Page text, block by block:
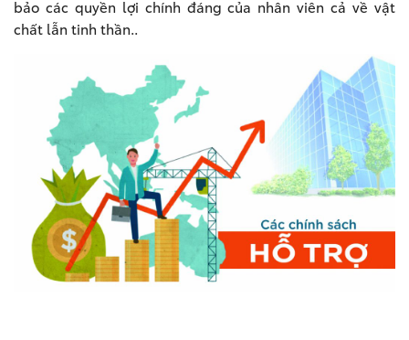
bảo các quyền lợi chính đáng của nhân viên cả về vật
chất lẫn tinh thần..